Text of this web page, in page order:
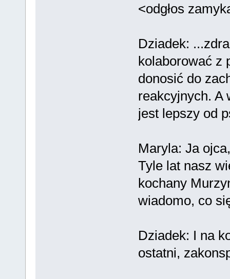
<odgłos
Dziadek:
kolaborować z
donosić do
reakcyjnych. A
jest lepszy od
Maryla: Ja
Tyle lat nasz
kochany
wiadomo, co
Dziadek: I na
ostatni,